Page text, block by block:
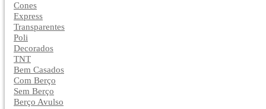
Cones
Express
Transparentes
Poli
Decorados
TNT
Bem Casados
Com Berço
Sem Berço
Berço Avulso